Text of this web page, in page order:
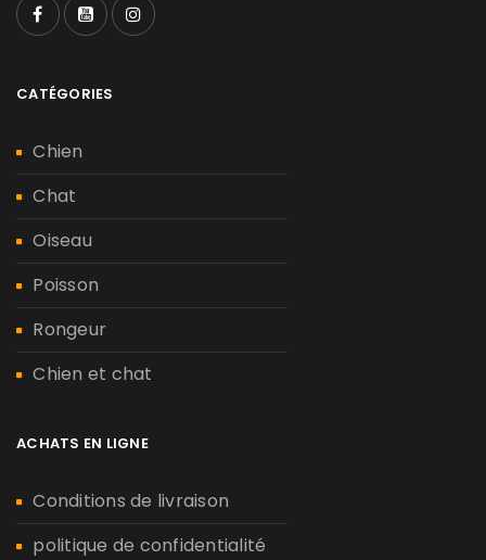
CATÉGORIES
Chien
Chat
Oiseau
Poisson
Rongeur
Chien et chat
ACHATS EN LIGNE
Conditions de livraison
politique de confidentialité